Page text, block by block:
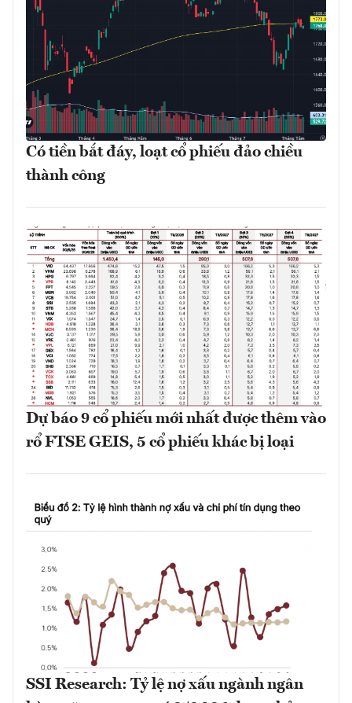
Có tiền bắt đáy, loạt cổ phiếu đảo chiều
thành công
Dự báo 9 cổ phiếu mới nhất được thêm vào
rổ FTSE GEIS, 5 cổ phiếu khác bị loại
SSI Research: Tỷ lệ nợ xấu ngành ngân